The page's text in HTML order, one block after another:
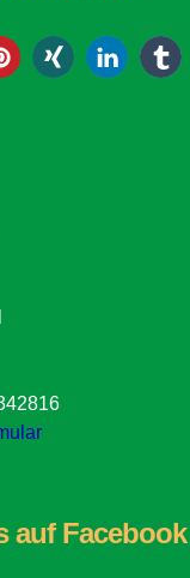
auf Facebook